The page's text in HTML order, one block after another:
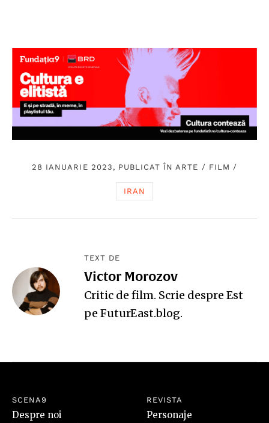
28 IANUARIE 2023, PUBLICAT ÎN ARTE / FILM /
IRAN
TEXT DE
Victor Morozov
Critic de film. Scrie despre Est
pe FuturEast.blog.
SCENA9
Despre noi
REVISTA
Personaje